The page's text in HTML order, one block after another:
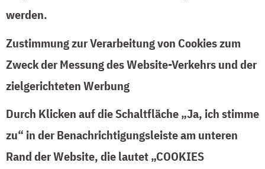
werden.
Zustimmung zur Verarbeitung von Cookies zum
Zweck der Messung des Website-Verkehrs und der
zielgerichteten Werbung
Durch Klicken auf die Schaltfläche „Ja, ich stimme
zu“ in der Benachrichtigungsleiste am unteren
Rand der Website, die lautet „COOKIES